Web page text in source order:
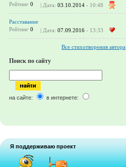
Рейтинг 0 | Дата: 03.10.2014 - 10:48
Расставание
Рейтинг 0 | Дата: 07.09.2016 - 13:33
Все стихотворения автора
Поиск по сайту
на сайте: в интернете:
Я поддерживаю проект